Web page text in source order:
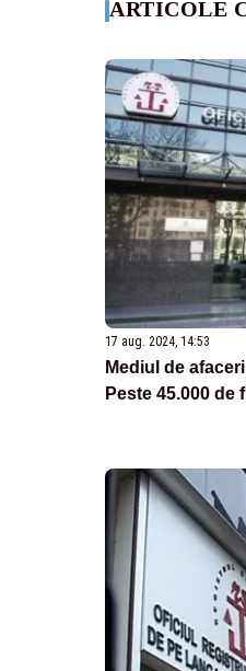
ARTICOLE
17 aug. 2024, 14:53
Mediul de
Peste 45.000 de